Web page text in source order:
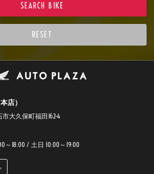
店）
大久保町福田162-4
～18:00 / 土日 10:00～19:00